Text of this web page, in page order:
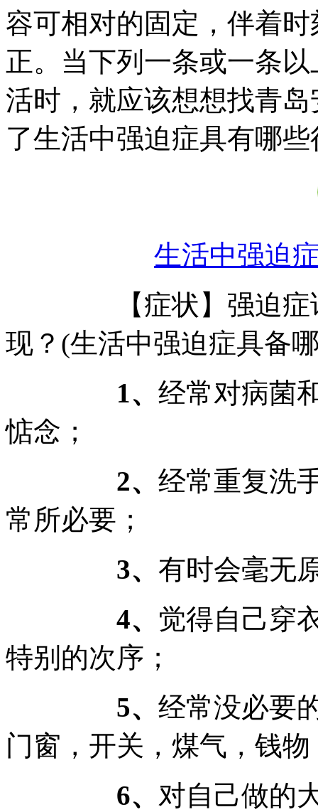
容可相对的固定，伴着
正。当下列一条或一条
活时，就应该想想找青
了生活中强迫症具有哪
生活中强迫
【症状】强迫症详
现？(生活中强迫症具备
1、 经常对病菌
惦念；
2、 经常重复洗
常所必要；
3、 有时会毫无
4、 觉得自己穿
特别的次序；
5、 经常没必要
门窗，开关，煤气，钱
6、 对自己做的